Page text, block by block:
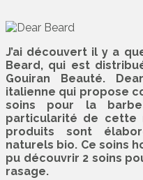
J’ai découvert il y a
Beard, qui est
Gouiran Beauté.
italienne qui propose
soins pour la
particularité de cette
produits sont
naturels bio. Ce soins
pu découvrir 2 soins
rasage.